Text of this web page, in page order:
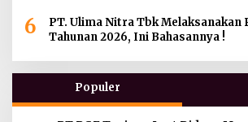
Jambi dan Kepulauan Bangka
6
PT. Ulima Nitra Tbk Melaksanakan Public Expose
Tahunan 2026, Ini Bahasannya !
Populer